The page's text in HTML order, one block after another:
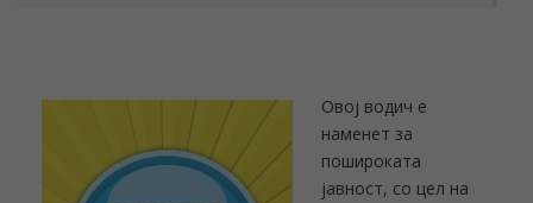
Овој водич е
наменет за
пошироката
јавност, со цел на